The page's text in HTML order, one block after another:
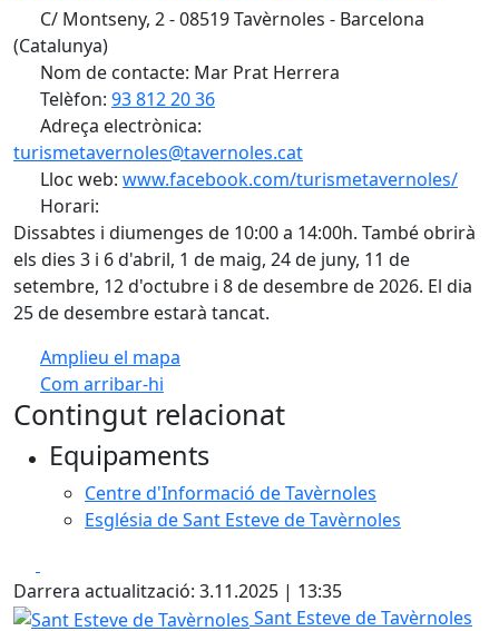
C/ Montseny, 2 - 08519 Tavèrnoles - Barcelona
(Catalunya)
Nom de contacte: Mar Prat Herrera
Telèfon: 93 812 20 36
Adreça electrònica:
turismetavernoles@tavernoles.cat
Lloc web: www.facebook.com/turismetavernoles/
Horari:
Dissabtes i diumenges de 10:00 a 14:00h. També obrirà
els dies 3 i 6 d'abril, 1 de maig, 24 de juny, 11 de
setembre, 12 d'octubre i 8 de desembre de 2026. El dia
25 de desembre estarà tancat.
Amplieu el mapa
Com arribar-hi
+
Contingut relacionat
Equipaments
Centre d'Informació de Tavèrnoles
Església de Sant Esteve de Tavèrnoles
Darrera actualització: 3.11.2025 | 13:35
Sant Esteve de Tavèrnoles
Sant Esteve de Tavèrnoles